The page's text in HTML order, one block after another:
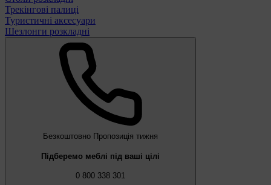
Трекінгові палиці
Туристичні аксесуари
Шезлонги розкладні
Безкоштовно Пропозиція тижня
Підберемо меблі під ваші цілі
0 800 338 301